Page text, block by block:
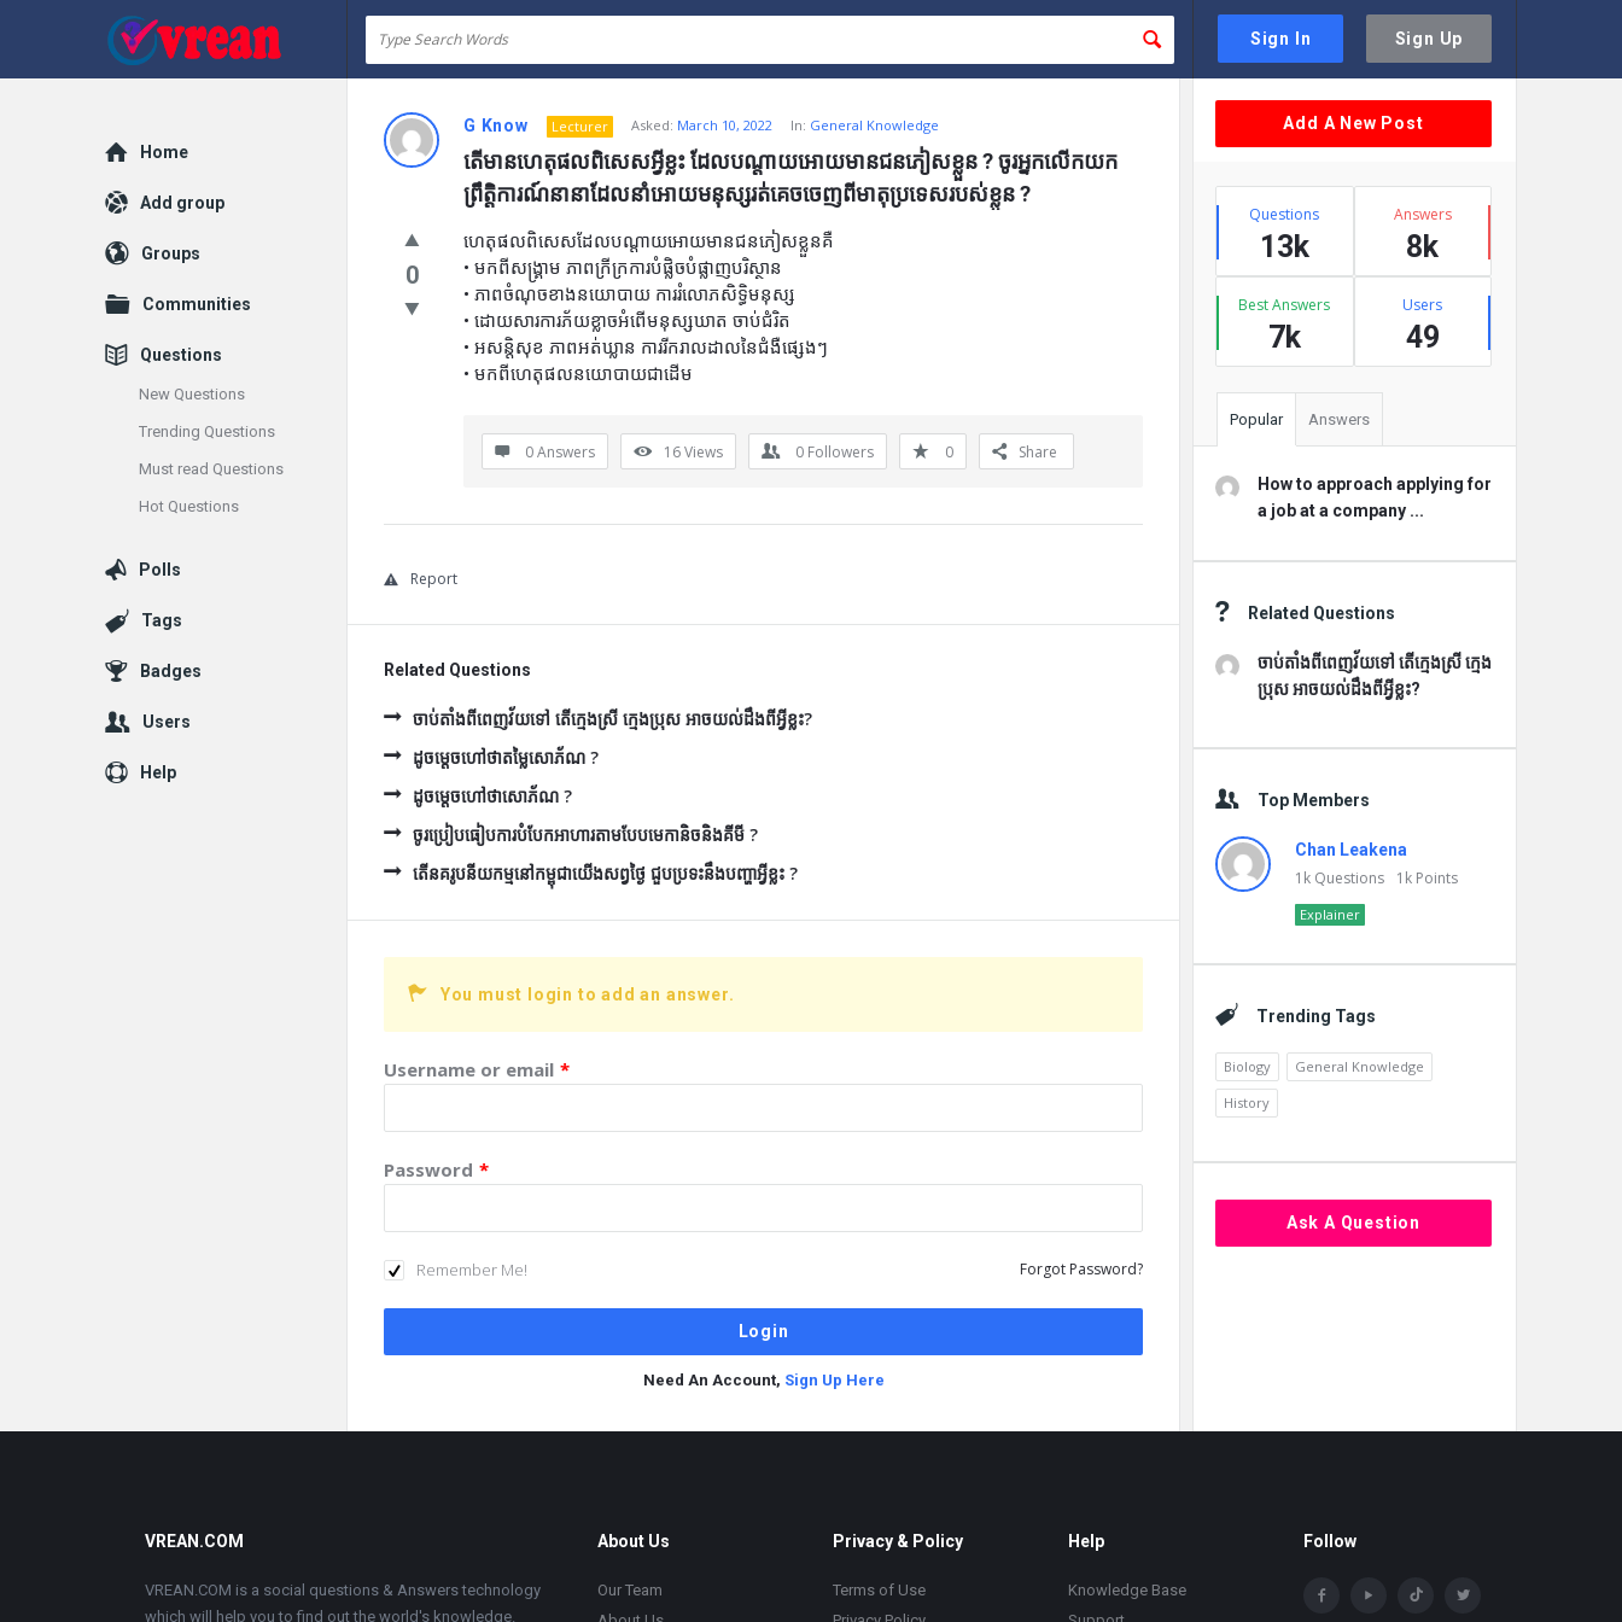
Sign In Sign Up
vrean.com
G Know Lecturer Asked: March 10, 2022 In: General Knowledge
តើមានហេតុផលពិសេសអ្វីខ្លះ ដែលបណ្តាយអោយមានជនភៀសខ្លួន ? ចូរអ្នកលើកយក
ព្រឹត្តិការណ៍នានាដែលនាំអោយមនុស្សរត់គេចចេញពីមាតុប្រទេសរបស់ខ្លួន ?
0
ហេតុផលពិសេសដែលបណ្តាយអោយមានជនភៀសខ្លួនគឺ
• មកពីសង្គ្រាម ភាពក្រីក្រការបំផ្លិចបំផ្លាញបរិស្ថាន
• ភាពចំណុចខាងនយោបាយ ការរំលោភសិទ្ធិមនុស្ស
• ដោយសារការភ័យខ្លាចអំពើមនុស្សឃាត ចាប់ជំរិត
• អសន្តិសុខ ភាពអត់ឃ្លាន ការរីករាលដាលនៃជំងឺផ្សេងៗ
• មកពីហេតុផលនយោបាយជាដើម
0 Answers 16Views 0 Followers 0 Share
Report
Related Questions
ចាប់តាំងពីពេញវ័យទៅ តើក្មេងស្រី ក្មេងប្រុស អាចយល់ដឹងពីអ្វីខ្លះ?
ដូចម្ដេចហៅថាតម្លៃសោភ័ណ ?
ដូចម្ដេចហៅថាសោភ័ណ ?
ចូរប្រៀបធៀបការបំបែកអាហារតាមបែបមេកានិចនិងគីមី ?
តើនគរូបនីយកម្មនៅកម្ពុជាយើងសព្វថ្ងៃ ជួបប្រទះនឹងបញ្ហាអ្វីខ្លះ ?
You must login to add an answer.
Username or email *
Password *
Remember Me! Forgot Password?
Need An Account, Sign Up Here
Sidebar
Add A New Post
Stats
Questions
13k
Answers
8k
Best Answers
7k
Users
49
Popular Answers
How to approach applying for
a job at a company ...
Related Questions
ចាប់តាំងពីពេញវ័យទៅ តើក្មេងស្រី ក្មេង
ប្រុស អាចយល់ដឹងពីអ្វីខ្លះ?
Top Members
Chan Leakena
1k Questions 1k Points
Explainer
Trending Tags
Biology
General Knowledge
History
Ask A Question
Explore
Home
Add group
Groups
Communities
Questions
New Questions
Trending Questions
Must read Questions
Hot Questions
Polls
Tags
Badges
Users
Help
Footer
VREAN.COM
VREAN.COM is a social questions & Answers technology
which will help you to find out the world's knowledge.
About Us
Our Team
Privacy & Policy
Terms of Use
Help
Knowledge Base
Follow